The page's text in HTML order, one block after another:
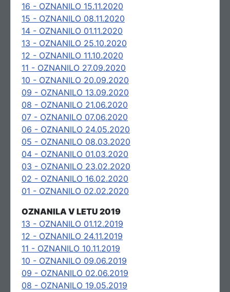
16 - OZNANILO 15.11.2020
15 - OZNANILO 08.11.2020
14 - OZNANILO 01.11.2020
13 - OZNANILO 25.10.2020
12 - OZNANILO 11.10.2020
11 - OZNANILO 27.09.2020
10 - OZNANILO 20.09.2020
09 - OZNANILO 13.09.2020
08 - OZNANILO 21.06.2020
07 - OZNANILO 07.06.2020
06 - OZNANILO 24.05.2020
05 - OZNANILO 08.03.2020
04 - OZNANILO 01.03.2020
03 - OZNANILO 23.02.2020
02 - OZNANILO 16.02.2020
01 - OZNANILO 02.02.2020
OZNANILA V LETU 2019
13 - OZNANILO 01.12.2019
12 - OZNANILO 24.11.2019
11 - OZNANILO 10.11.2019
10 - OZNANILO 09.06.2019
09 - OZNANILO 02.06.2019
08 - OZNANILO 19.05.2019